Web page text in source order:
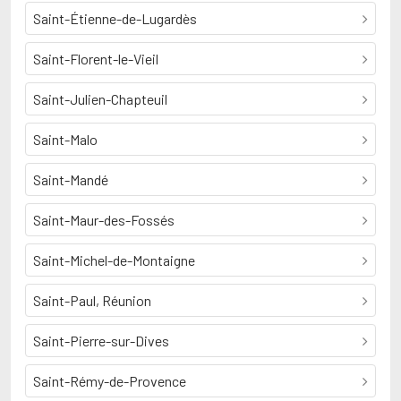
Saint-Étienne-de-Lugardès
Saint-Florent-le-Vieil
Saint-Julien-Chapteuil
Saint-Malo
Saint-Mandé
Saint-Maur-des-Fossés
Saint-Michel-de-Montaigne
Saint-Paul, Réunion
Saint-Pierre-sur-Dives
Saint-Rémy-de-Provence